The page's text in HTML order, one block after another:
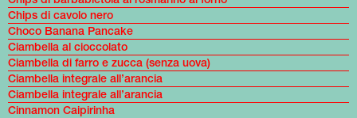
Chips di cavolo nero
Choco Banana Pancake
Ciambella al cioccolato
Ciambella di farro e zucca (senza uova)
Ciambella integrale all’arancia
Ciambella integrale all’arancia
Cinnamon Caipirinha